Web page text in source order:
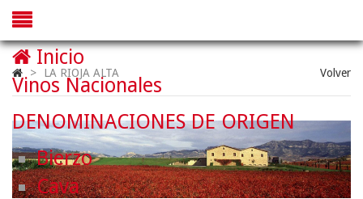
> LA RIOJA ALTA Volver
Inicio
Vinos Nacionales
DENOMINACIONES DE ORIGEN
Bierzo
Cava